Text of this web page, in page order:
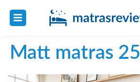
Matt matras 25